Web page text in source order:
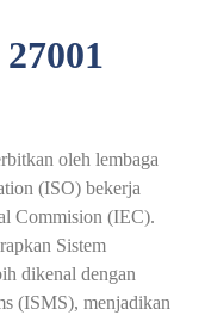
oleh lembaga
(ISO) bekerja
Commision (IEC).
Sistem
dikenal dengan
(ISMS), menjadikan